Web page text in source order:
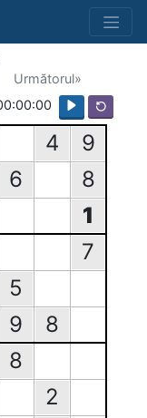
Următorul»
4
9
6
8
1
7
5
9
8
8
2